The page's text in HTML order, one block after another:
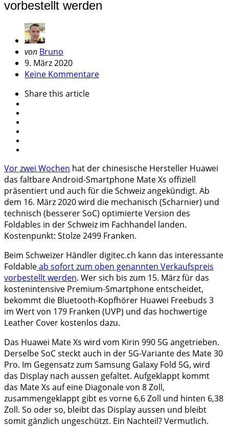
vorbestellt werden
Geschrieben
von
von Bruno
9. März 2020
Keine Kommentare
Sharethis article
Vor zwei Wochen hat der chinesische Hersteller Huawei
das faltbare Android-Smartphone Mate Xs offiziell
präsentiert und auch für die Schweiz angekündigt. Ab
dem 16. März 2020 wird die mechanisch (Scharnier) und
technisch (besserer SoC) optimierte Version des
Foldables in der Schweiz im Fachhandel landen.
Kostenpunkt: Stolze 2499 Franken.
Beim Schweizer Händler digitec.ch kann das interessante
Foldableab sofort zum oben genannten Verkaufspreis
vorbestellt werden. Wer sich bis zum 15. März für das
kostenintensive Premium-Smartphone entscheidet,
bekommt die Bluetooth-Kopfhörer Huawei Freebuds 3
im Wert von 179 Franken (UVP) und das hochwertige
Leather Cover kostenlos dazu.
Das Huawei Mate Xs wird vom Kirin 990 5G angetrieben.
Derselbe SoC steckt auch in der 5G-Variante des Mate 30
Pro. Im Gegensatz zum Samsung Galaxy Fold 5G, wird
das Display nach aussen gefaltet. Aufgeklappt kommt
das Mate Xs auf eine Diagonale von 8 Zoll,
zusammengeklappt gibt es vorne 6,6 Zoll und hinten 6,38
Zoll. So oder so, bleibt das Display aussen und bleibt
somit gänzlich ungeschützt. Ein Nachteil? Vermutlich.